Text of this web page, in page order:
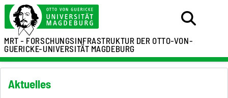
MRT - FORSCHUNGSINFRASTRUKTURDER OTTO-VON-
GUERICKE-UNIVERSITÄT MAGDEBURG
Aktuelles